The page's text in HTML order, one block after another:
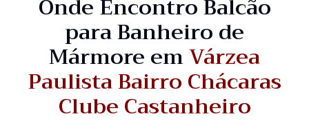
Onde Encontro Balcão
para Banheiro de
Mármore emVárzea
Paulista Bairro Chácaras
Clube Castanheiro